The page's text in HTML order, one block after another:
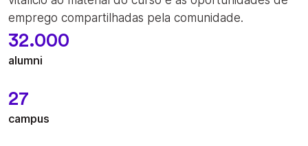
emprego compartilhadas pela comunidade.
32.000
alumni
27
campus